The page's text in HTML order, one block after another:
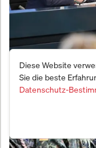
Anleger
Diese Website
Sie die beste
Datenschutz-